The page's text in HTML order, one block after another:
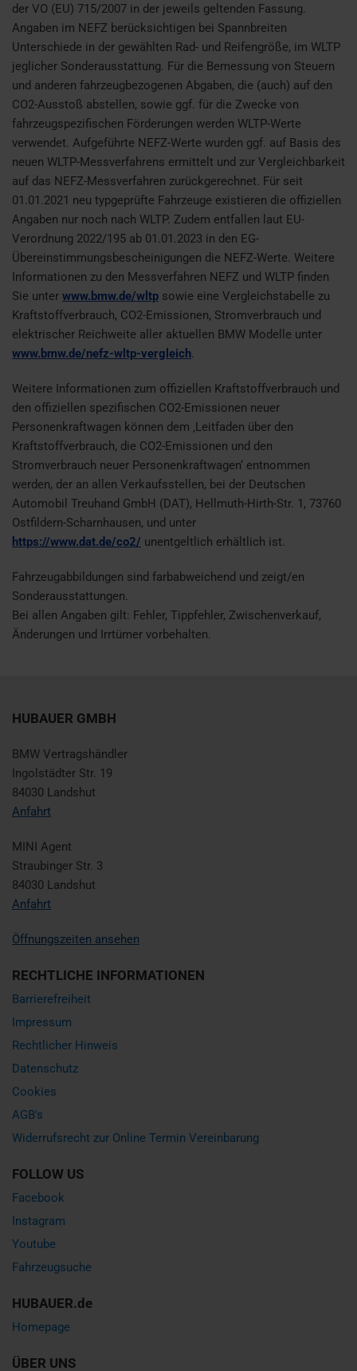
der VO (EU) 715/2007 in der jeweils geltenden Fassung.
Angaben im NEFZ berücksichtigen bei Spannbreiten
Unterschiede in der gewählten Rad- und Reifengröße, im WLTP
jeglicher Sonderausstattung. Für die Bemessung von Steuern
und anderen fahrzeugbezogenen Abgaben, die (auch) auf den
CO2-Ausstoß abstellen, sowie ggf. für die Zwecke von
fahrzeugspezifischen Förderungen werden WLTP-Werte
verwendet. Aufgeführte NEFZ-Werte wurden ggf. auf Basis des
neuen WLTP-Messverfahrens ermittelt und zur Vergleichbarkeit
auf das NEFZ-Messverfahren zurückgerechnet. Für seit
01.01.2021 neu typgeprüfte Fahrzeuge existieren die offiziellen
Angaben nur noch nach WLTP. Zudem entfallen laut EU-
Verordnung 2022/195 ab 01.01.2023 in den EG-
Übereinstimmungsbescheinigungen die NEFZ-Werte. Weitere
Informationen zu den Messverfahren NEFZ und WLTP finden
Sie unter www.bmw.de/wltp sowie eine Vergleichstabelle zu
Kraftstoffverbrauch, CO2-Emissionen, Stromverbrauch und
elektrischer Reichweite aller aktuellen BMW Modelle unter
www.bmw.de/nefz-wltp-vergleich.
Weitere Informationen zum offiziellen Kraftstoffverbrauch und
den offiziellen spezifischen CO2-Emissionen neuer
Personenkraftwagen können dem ‚Leitfaden über den
Kraftstoffverbrauch, die CO2-Emissionen und den
Stromverbrauch neuer Personenkraftwagen‘ entnommen
werden, der an allen Verkaufsstellen, bei der Deutschen
Automobil Treuhand GmbH (DAT), Hellmuth-Hirth-Str. 1, 73760
Ostfildern-Scharnhausen, und unter
https://www.dat.de/co2/ unentgeltlich erhältlich ist.
Fahrzeugabbildungen sind farbabweichend und zeigt/en
Sonderausstattungen.
Bei allen Angaben gilt: Fehler, Tippfehler, Zwischenverkauf,
Änderungen und Irrtümer vorbehalten.
HUBAUER GMBH
BMW Vertragshändler
Ingolstädter Str. 19
84030 Landshut
Anfahrt
MINI Agent
Straubinger Str. 3
84030 Landshut
Anfahrt
Öffnungszeiten ansehen
RECHTLICHE INFORMATIONEN
Barrierefreiheit
Impressum
Rechtlicher Hinweis
Datenschutz
Cookies
AGB's
Widerrufsrecht zur Online Termin Vereinbarung
FOLLOW US
Facebook
Instagram
Youtube
Fahrzeugsuche
HUBAUER.de
Homepage
ÜBER UNS